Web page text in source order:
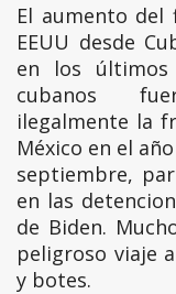
El aumento
EEUU desde
en los últimos
cubanos
ilegalmente la
México en el
septiembre,
en las
de Biden.
peligroso viaje
y botes.